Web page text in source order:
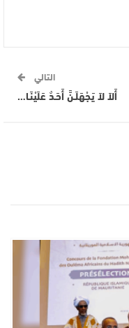
التالي
أَلاَ لاَ يَجْهَلَـنَّ أَحَـدٌ عَلَيْنَـا…